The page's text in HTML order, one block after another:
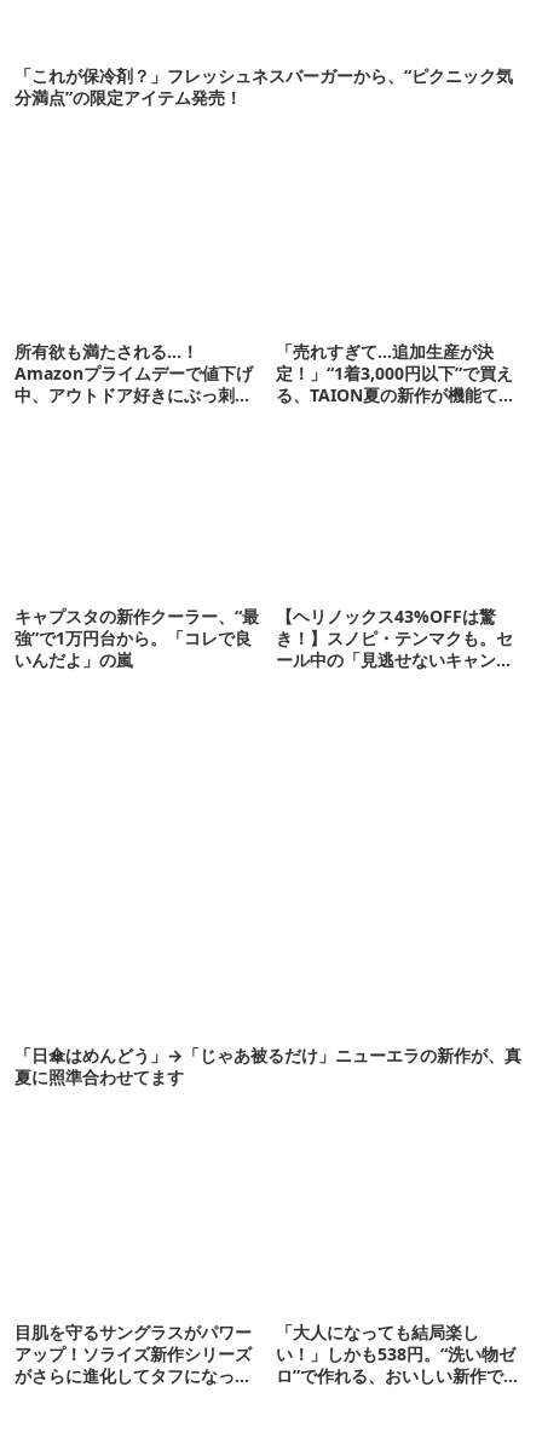
「これが保冷剤？」フレッシュネスバーガーから、“ピクニック気
分満点”の限定アイテム発売！
所有欲も満たされる…！
Amazonプライムデーで値下げ
中、アウトドア好きにぶっ刺さ
「売れすぎて…追加生産が決
定！」“1着3,000円以下”で買え
る、TAION夏の新作が機能てん
キャプスタの新作クーラー、“最
強”で1万円台から。「コレで良
いんだよ」の嵐
【ヘリノックス43%OFFは驚
き！】スノピ・テンマクも。セ
ール中の「見逃せないキャンプ
「日傘はめんどう」→「じゃあ被るだけ」ニューエラの新作が、真
夏に照準合わせてます
目肌を守るサングラスがパワー
アップ！ソライズ新作シリーズ
がさらに進化してタフになった
「大人になっても結局楽し
い！」しかも538円。“洗い物ゼ
ロ”で作れる、おいしい新作です